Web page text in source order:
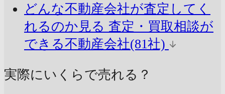
どんな不動産会社が査定してく
れるのか見る 査定・買取相談が
できる不動産会社(81社)
実際にいくらで売れる？